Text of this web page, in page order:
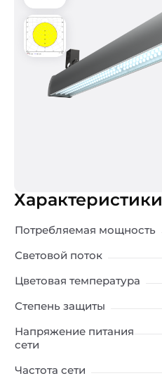
Характеристики
Потребляемая мощность
Световой поток
Цветовая температура
Степень защиты
Напряжение питания
сети
Частота сети